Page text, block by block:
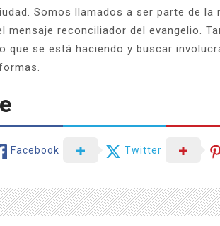
Somos llamados a ser parte de la
mensaje reconciliador del evangelio.
que se está haciendo y buscar
Facebook Twitter